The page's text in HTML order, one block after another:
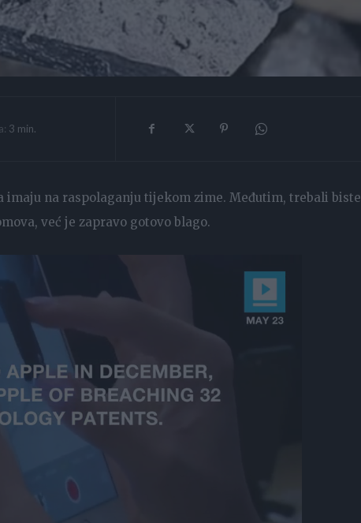
3 min.
na raspolaganju tijekom zime. Međutim, trebali biste
već je zapravo gotovo blago.